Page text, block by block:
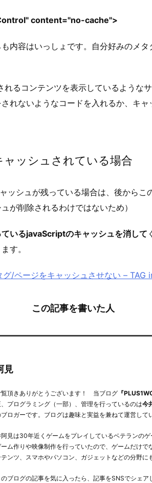
content="no-cache">
内容はいっしょです。自分好みのメ
るコンテンツを表示しているような
れないようなコードを入れるか、キ
ッシュされている場合
ッシュが残っている場合は、後からこ
が削除されるわけではないため）
いるjavaScriptのキャッシュを消して
す。
/ページをキャッシュさせない – TAG
この記事を書いた人
見
覧頂きありがとうございます！ 当ブログ『
プログラミング（一部）、管理を行っているのは今
ロガーです。ブログは趣味と実益を兼ねて運営して
見は30年近くゲームをプレイしているベテランの
ム作りや映像制作を行っていたので、ゲームだけで
ンツ、スマホやパソコン、ガジェットなどの分野に
ブログの記事を気に入ったら、記事をSNSでシェア